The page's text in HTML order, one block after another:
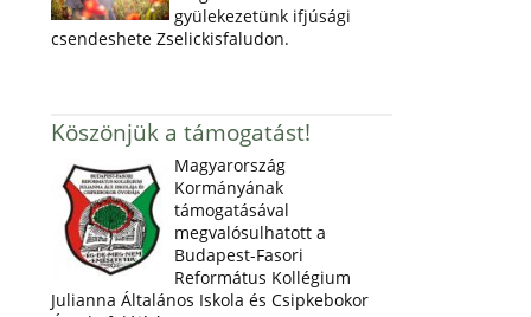
gyülekezetünk ifjúsági
csendeshete Zselickisfaludon.
Köszönjük a támogatást!
Magyarország
Kormányának
támogatásával
megvalósulhatott a
Budapest-Fasori
Református Kollégium
Julianna Általános Iskola és Csipkebokor